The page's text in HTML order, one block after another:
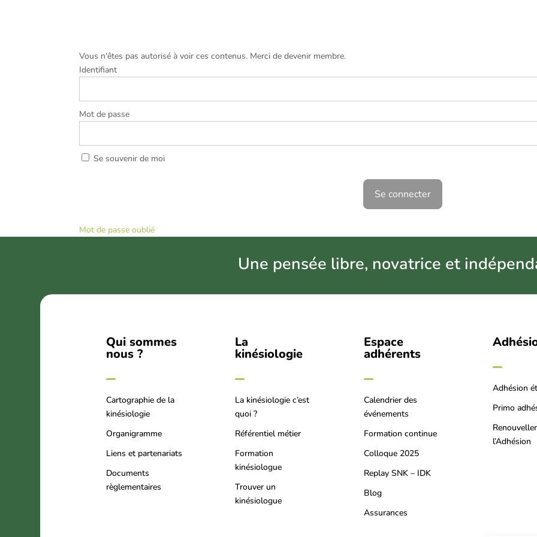
Vous n'êtes pas autorisé à voir ces contenus. Merci de devenir membre.
Identifiant
Mot de passe
Se souvenir de moi
Mot de passe oublié
Une pensée libre, novatrice et
Qui sommes
nous ?
Cartographie de la
kinésiologie
Organigramme
Liens et partenariats
Documents
règlementaires
La
kinésiologie
La kinésiologie c’est
quoi ?
Référentiel métier
Formation
kinésiologue
Trouver un
kinésiologue
Espace
adhérents
Calendrier des
événements
Formation continue
Colloque 2025
Replay SNK – IDK
Blog
Assurances
Adhésion
Primo
l’Adhésion